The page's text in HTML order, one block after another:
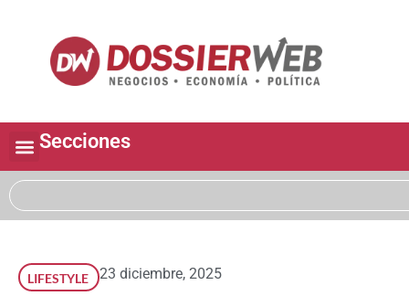
Secciones
LIFESTYLE 23 diciembre, 2025